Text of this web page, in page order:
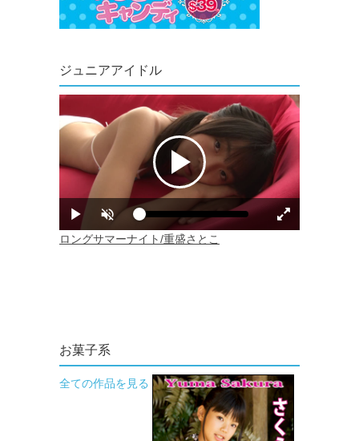
ジュニアアイドル
お菓子系
全ての作品を見る